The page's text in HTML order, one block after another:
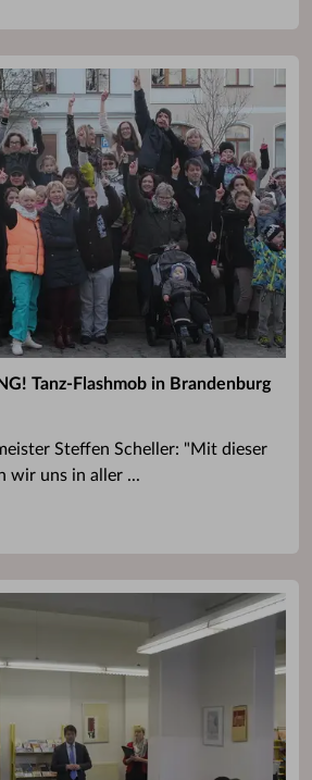
Tanz-Flashmob in Brandenburg
Steffen Scheller: "Mit dieser
wir uns in aller ...